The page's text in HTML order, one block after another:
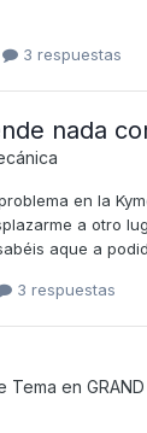
3 respuestas
nada
en la
a otro
aque a
3 respuestas
Tema en